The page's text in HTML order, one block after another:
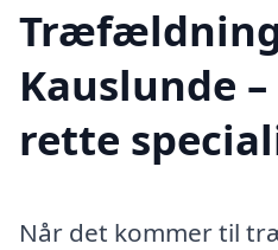
Kauslunde
rette
Når det kommer til